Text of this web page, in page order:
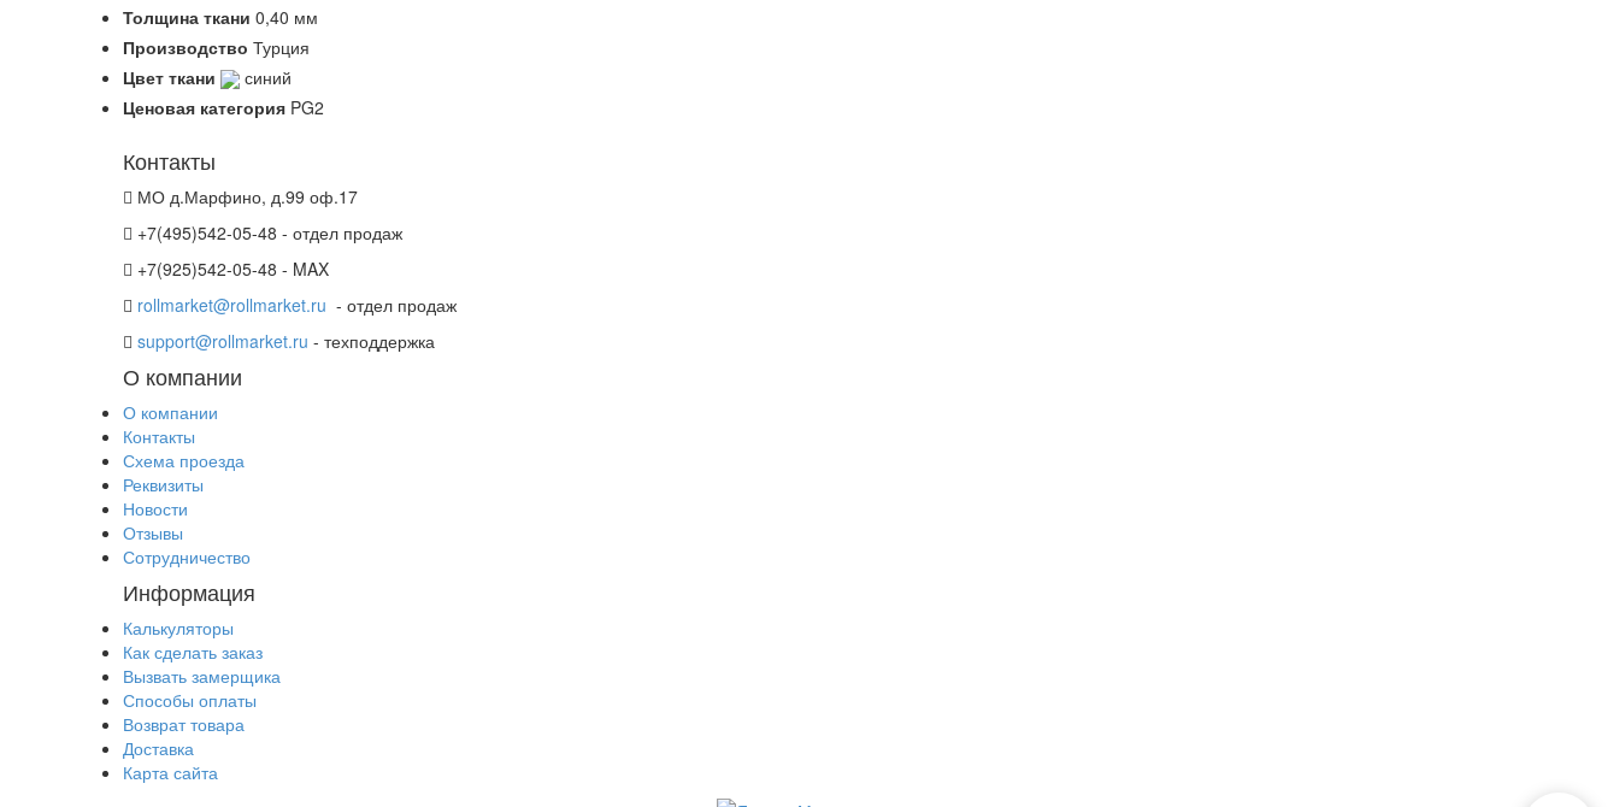
Толщина ткани 0,40 мм
Производство Турция
Цвет ткани
синий
Ценовая категория PG2
Контакты
МО д.Марфино, д.99 оф.17
+7(495)542-05-48 - отдел продаж
+7(925)542-05-48 - MAX
rollmarket@rollmarket.ru - отдел продаж
support@rollmarket.ru - техподдержка
О компании
О компании
Контакты
Схема проезда
Реквизиты
Новости
Отзывы
Сотрудничество
Информация
Калькуляторы
Как сделать заказ
Вызвать замерщика
Способы оплаты
Возврат товара
Доставка
Карта сайта